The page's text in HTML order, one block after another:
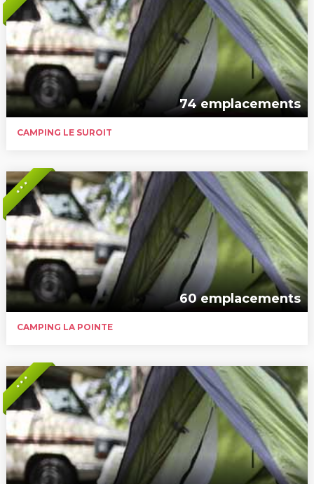
74 emplacements
CAMPING LE SUROIT
* * *
60 emplacements
CAMPING LA POINTE
* * *